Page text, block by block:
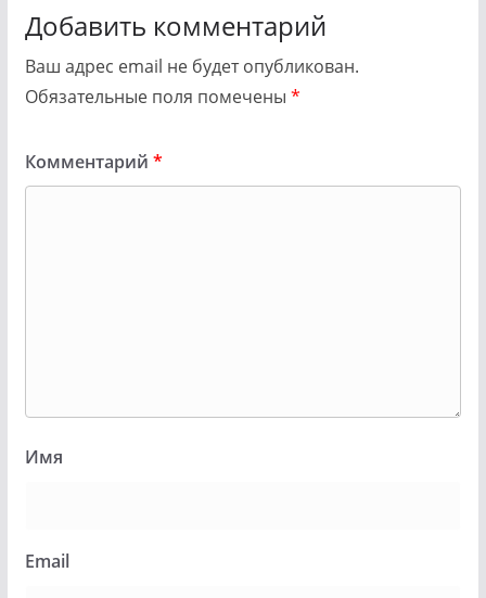
Добавить комментарий
Ваш адрес email не будет опубликован.
Обязательные поля помечены *
Комментарий *
Имя
Email